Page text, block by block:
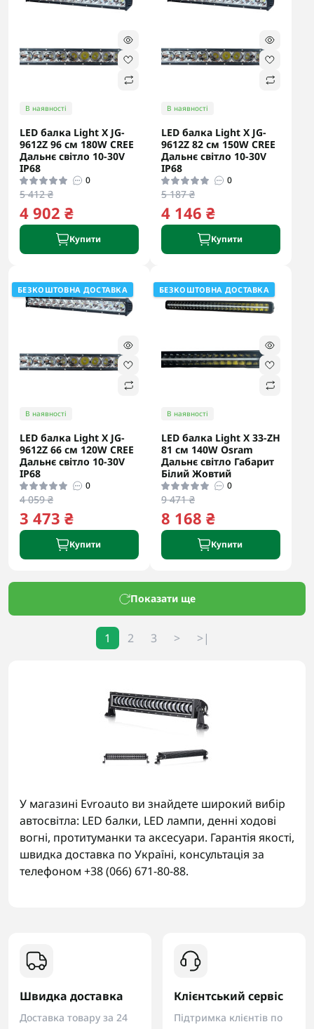
В наявності
LED балка Light X JG-
9612Z 96 см 180W CREE
Дальнє світло 10-30V
IP68
0
5 412 ₴
4 902 ₴
Купити
В наявності
LED балка Light X JG-
9612Z 82 см 150W CREE
Дальнє світло 10-30V
IP68
0
5 187 ₴
4 146 ₴
Купити
БЕЗКОШТОВНА ДОСТАВКА
В наявності
LED балка Light X JG-
9612Z 66 см 120W CREE
Дальнє світло 10-30V
IP68
0
4 059 ₴
3 473 ₴
Купити
БЕЗКОШТОВНА ДОСТАВКА
В наявності
LED балка Light X 33-ZH
81 см 140W Osram
Дальнє світло Габарит
Білий Жовтий
0
9 471 ₴
8 168 ₴
Купити
Показати ще
1 2 3 > >|
У магазині Evroauto ви знайдете широкий вибір
автосвітла: LED балки, LED лампи, денні ходові
вогні, протитуманки та аксесуари. Гарантія якості,
швидка доставка по Україні, консультація за
телефоном +38 (066) 671-80-88.
Швидка доставка
Доставка товару за 24
Клієнтський сервіс
Підтримка клієнтів по